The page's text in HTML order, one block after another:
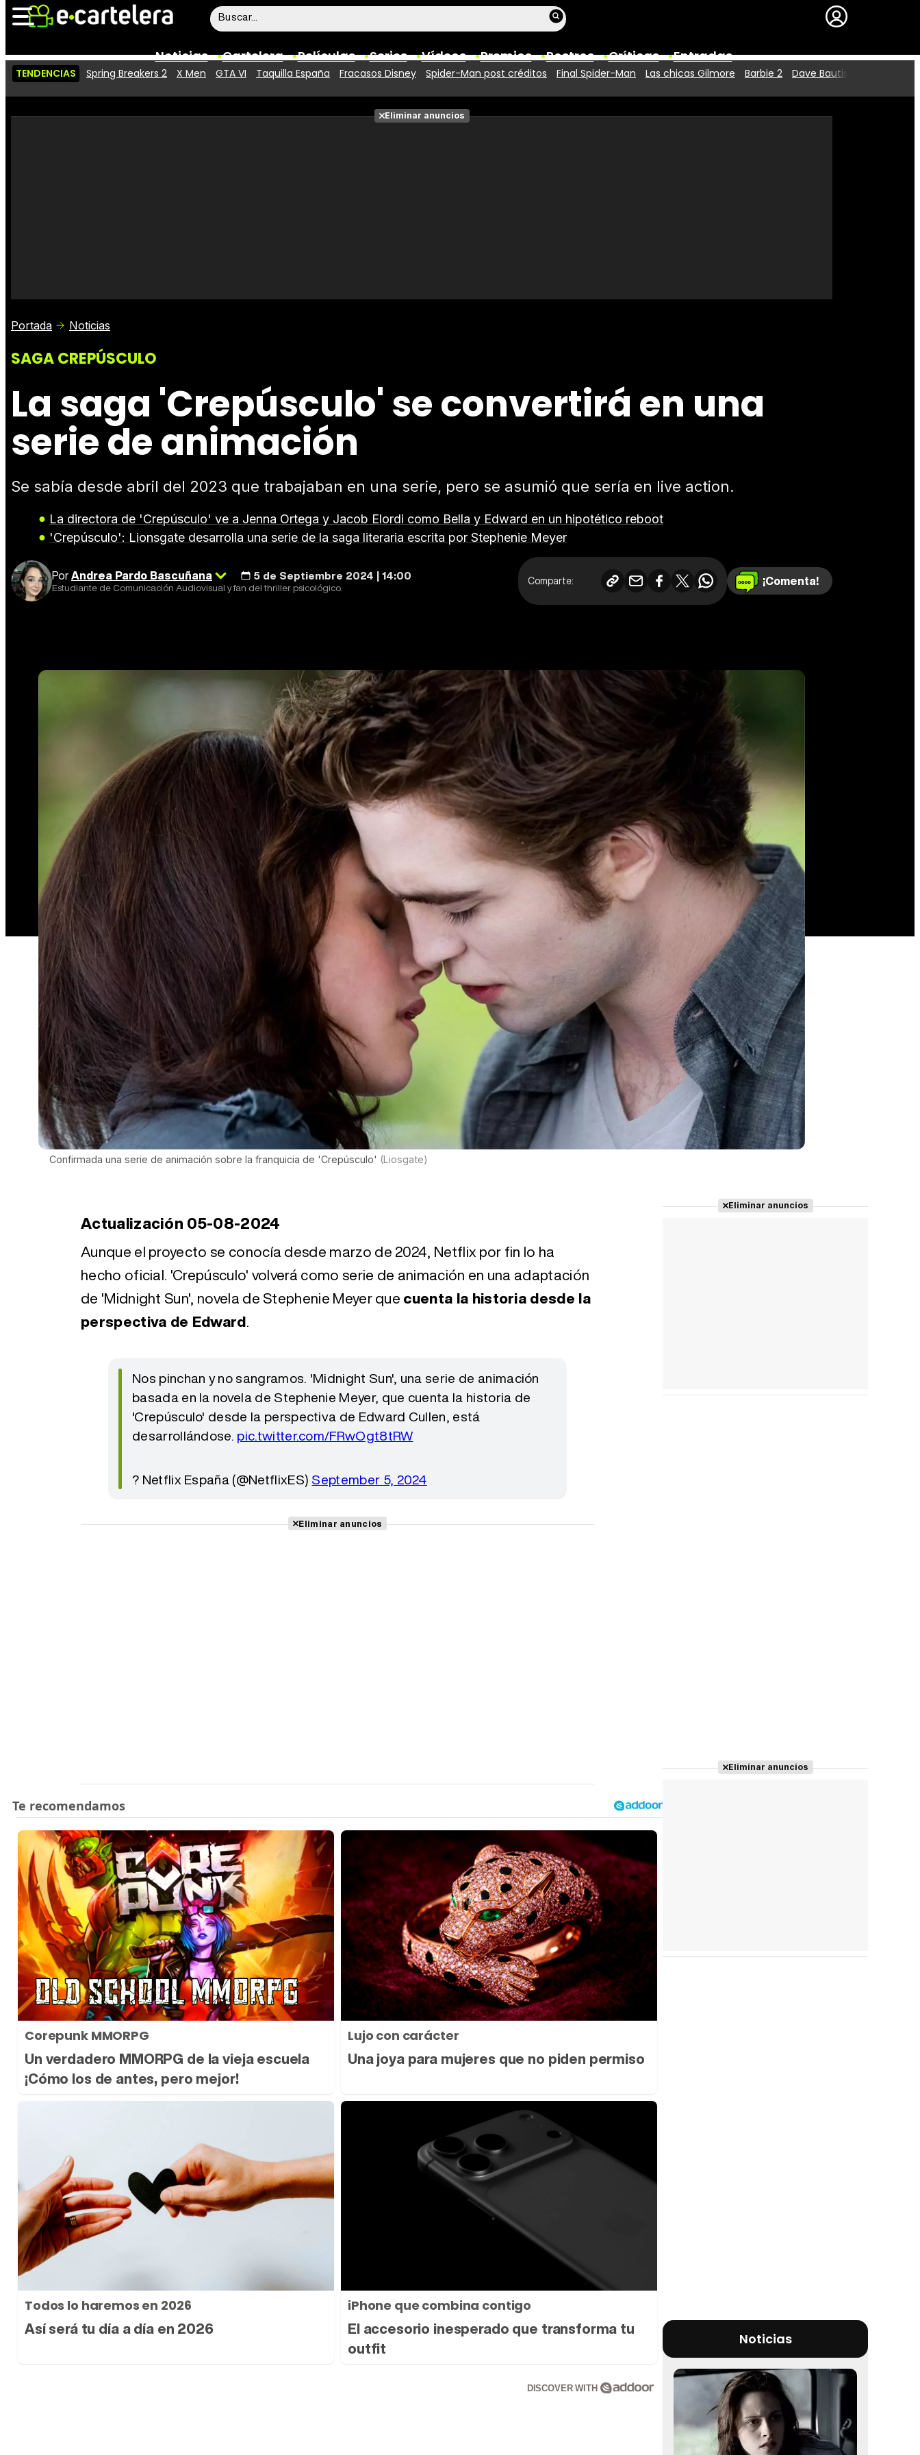
Noticias Cartelera Películas Series Vídeos Premios Rostros Críticas Entradas
Vídeos
Taquilla Fotos
Premios
TENDENCIAS Spring Breakers 2 X Men GTA VI Taquilla España Fracasos Disney Spider-Man post créditos Final Spider-Man Las chicas Gilmore Barbie 2 Dave Bautista
Eliminar anuncios
Portada Noticias
SAGA CREPÚSCULO
La saga 'Crepúsculo' se convertirá en una
serie de animación
Se sabía desde abril del 2023 que trabajaban en una serie, pero se asumió que sería en live action.
La directora de 'Crepúsculo' ve a Jenna Ortega y Jacob Elordi como Bella y Edward en un hipotético reboot
'Crepúsculo': Lionsgate desarrolla una serie de la saga literaria escrita por Stephenie Meyer
PorAndrea Pardo Bascuñana 5 de Septiembre 2024 | 14:00
Estudiante de Comunicación Audiovisual y fan del thriller psicológico. Comparte: ¡Comenta!
Confirmada una serie de animación sobre la franquicia de 'Crepúsculo' (Liosgate)
Actualización 05-08-2024
Aunque el proyecto se conocía desde marzo de 2024, Netflix por fin lo ha
hecho oficial. 'Crepúsculo' volverá como serie de animación en una adaptación
de 'Midnight Sun', novela de Stephenie Meyer quecuenta la historia desde la
perspectiva de Edward.
Nos pinchan y no sangramos. 'Midnight Sun', una serie de animación
basada en la novela de Stephenie Meyer, que cuenta la historia de
'Crepúsculo' desde la perspectiva de Edward Cullen, está
desarrollándose. pic.twitter.com/FRwOgt8tRW
? Netflix España (@NetflixES) September 5, 2024
Eliminar anuncios
Corepunk MMORPG
Un verdadero MMORPG de la vieja escuela
¡Cómo los de antes, pero mejor!
Lujo con carácter
Una joya para mujeres que no piden permiso
Todos lo haremos en 2026
Así será tu día a día en 2026
iPhone que combina contigo
El accesorio inesperado que transforma tu
outfit
DISCOVER WITH
Eliminar anuncios
Eliminar anuncios
Noticias